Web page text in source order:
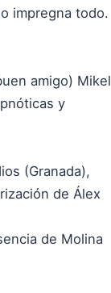
impregna todo.
amigo) Mikel
y
(Granada),
de Álex
de Molina